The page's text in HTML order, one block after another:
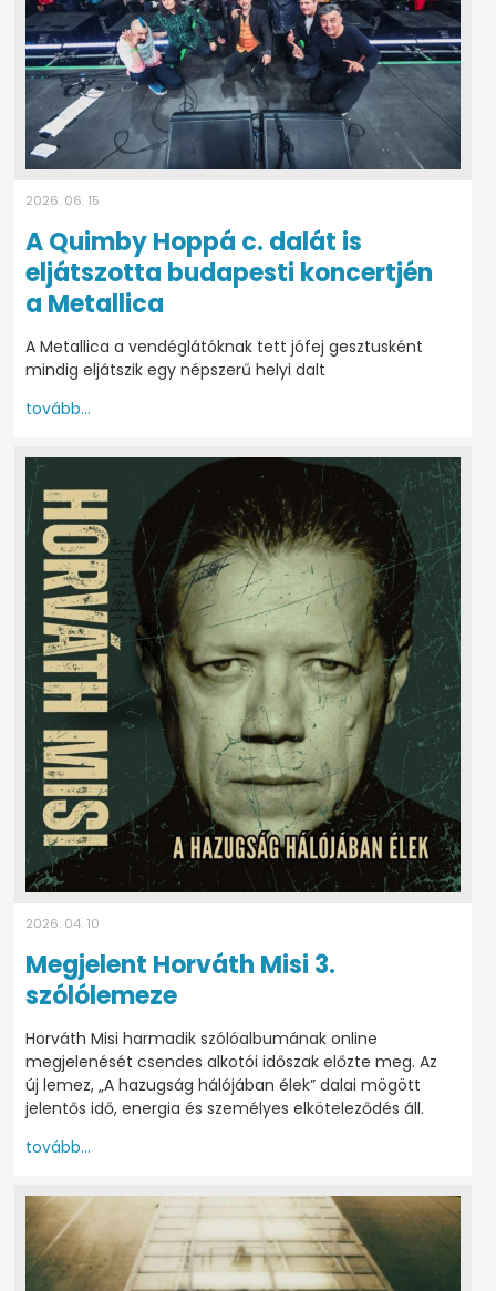
2026. 06. 15
A Quimby Hoppá c. dalát is
eljátszotta budapesti koncertjén
a Metallica
A Metallica a vendéglátóknak tett jófej gesztusként
mindig eljátszik egy népszerű helyi dalt
tovább...
2026. 04. 10
Megjelent Horváth Misi 3.
szólólemeze
Horváth Misi harmadik szólóalbumának online
megjelenését csendes alkotói időszak előzte meg. Az
új lemez, „A hazugság hálójában élek” dalai mögött
jelentős idő, energia és személyes elköteleződés áll.
tovább...